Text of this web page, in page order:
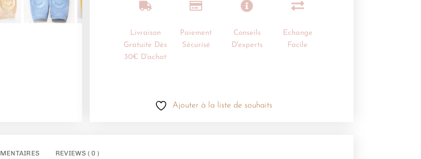
Livraison
Gratuite Dès
30€ D'achat
Paiement
Sécurisé
Conseils
D'experts
Echange
Facile
Ajouter à la liste de souhaits
REVIEWS ( 0 )